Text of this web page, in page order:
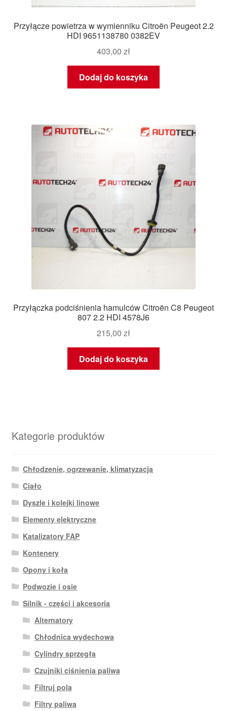
Przyłącze powietrza w wymienniku Citroën Peugeot 2.2
HDI 9651138780 0382EV
403,00 zł
Dodaj do koszyka
Przyłączka podciśnienia hamulców Citroën C8 Peugeot
807 2.2 HDI 4578J6
215,00 zł
Dodaj do koszyka
Kategorie produktów
Chłodzenie, ogrzewanie, klimatyzacja
Ciało
Dyszle i kolejki linowe
Elementy elektryczne
Katalizatory FAP
Kontenery
Opony i koła
Podwozie i osie
Silnik - części i akcesoria
Alternatory
Chłodnica wydechowa
Cylindry sprzęgła
Czujniki ciśnienia paliwa
Filtruj pola
Filtry paliwa